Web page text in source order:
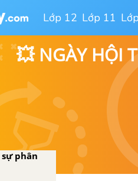
Lớp 12 Lớp 11
💥 NGÀY HỘI
ta
sự phân